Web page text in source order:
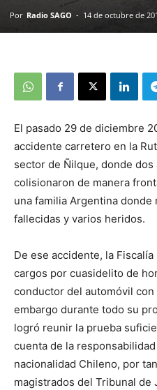
Por Radio SAGO - 14 de octubre de
El pasado 29 de diciembre
accidente carretero en la
sector de Ñilque, donde
colisionaron de manera
una familia Argentina
fallecidas y varios heridos.
De ese accidente, la
cargos por cuasidelito de
conductor del automóvil
embargo durante todo su
logró reunir la prueba
cuenta de la
nacionalidad Chileno, por
magistrados del Tribunal de